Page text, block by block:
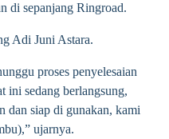
di sepanjang Ringroad.
Adi Juni Astara.
proses penyelesaian
ini sedang berlangsung,
dan siap di gunakan, kami
ujarnya.